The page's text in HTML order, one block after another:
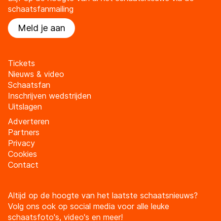
schaatsfanmailing
Meld je aan
Tickets
Nieuws & video
Schaatsfan
Inschrijven wedstrijden
Uitslagen
Adverteren
Partners
Privacy
Cookies
Contact
Altijd op de hoogte van het laatste schaatsnieuws?
Volg ons ook op social media voor alle leuke
schaatsfoto's, video's en meer!